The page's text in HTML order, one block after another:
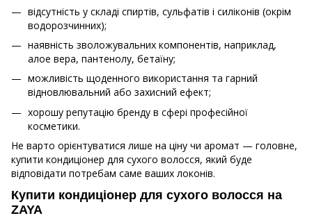
відсутність у складі спиртів, сульфатів і силіконів (окрім
водорозчинних);
наявність зволожувальних компонентів, наприклад,
алое вера, пантенолу, бетаїну;
можливість щоденного використання та гарний
відновлювальний або захисний ефект;
хорошу репутацію бренду в сфері професійної
косметики.
Не варто орієнтуватися лише на ціну чи аромат — головне,
купити кондиціонер для сухого волосся, який буде
відповідати потребам саме ваших локонів.
Купити кондиціонер для сухого волосся на
ZAYA